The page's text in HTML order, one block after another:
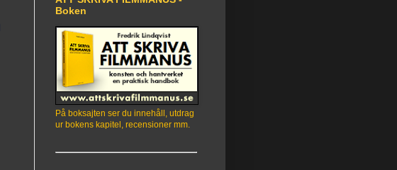
Boken
På boksajten ser du innehåll, utdrag
ur bokens kapitel, recensioner mm.